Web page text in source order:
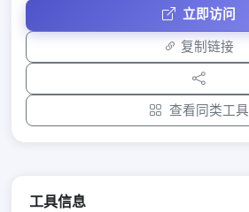
立即访问
复制链接
查看同类工具
工具信息